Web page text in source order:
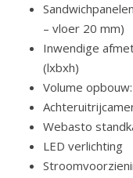
– vloer 20 mm)
Inwendige
(lxbxh)
Volume
Webasto
LED verlichting